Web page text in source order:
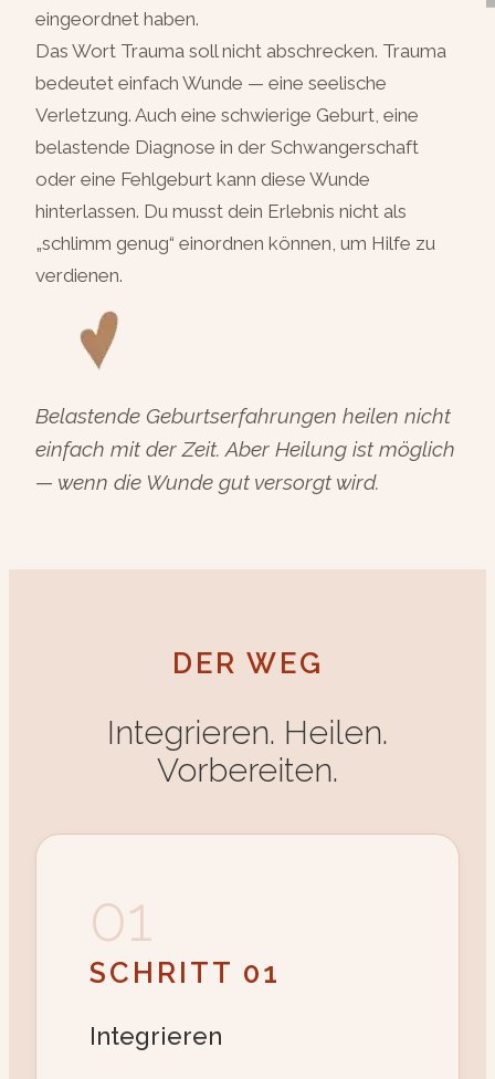
eingeordnet haben.
Das Wort Trauma soll nicht abschrecken. Trauma
bedeutet einfach Wunde — eine seelische
Verletzung. Auch eine schwierige Geburt, eine
belastende Diagnose in der Schwangerschaft
oder eine Fehlgeburt kann diese Wunde
hinterlassen. Du musst dein Erlebnis nicht als
„schlimm genug“ einordnen können, um Hilfe zu
verdienen.
Belastende Geburtserfahrungen heilen nicht
einfach mit der Zeit. Aber Heilung ist möglich
— wenn die Wunde gut versorgt wird.
DER WEG
Integrieren. Heilen.
Vorbereiten.
01
SCHRITT 01
Integrieren